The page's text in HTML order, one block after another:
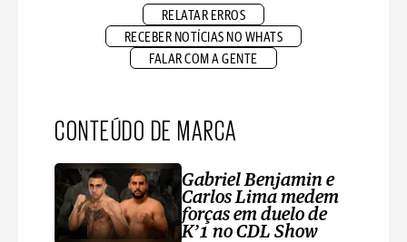
RELATAR ERROS
RECEBER NOTÍCIAS NO WHATS
FALAR COM A GENTE
CONTEÚDO DE MARCA
Gabriel Benjamin e
Carlos Lima medem
forças em duelo de
K’1 no CDL Show